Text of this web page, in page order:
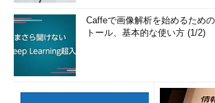
Caffeで画像解析を始めるため
トール、基本的な使い方 (1/2)